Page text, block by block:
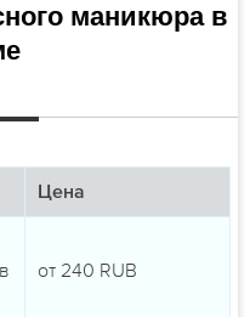
маникюра в
Цена
от 240 RUB